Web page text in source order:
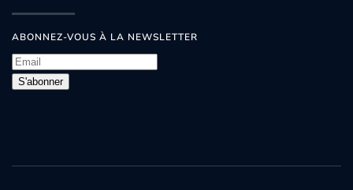
ABONNEZ-VOUS À LA NEWSLETTER
S'abonner